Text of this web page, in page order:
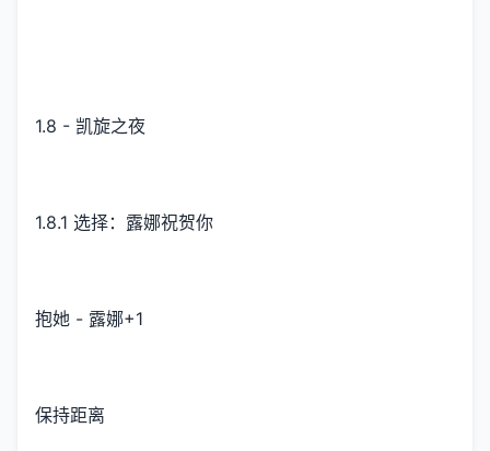
1.8 - 凯旋之夜
1.8.1 选择：露娜祝贺你
抱她 - 露娜+1
保持距离